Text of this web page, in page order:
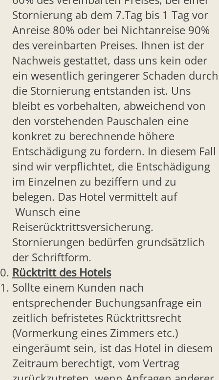
Stornierung ab dem 7.Tag bis 1 Tag vor
Anreise 80% oder bei Nichtanreise 90%
des vereinbarten Preises. Ihnen ist der
Nachweis gestattet, dass uns kein oder
ein wesentlich geringerer Schaden durch
die Stornierung entstanden ist. Uns
bleibt es vorbehalten, abweichend von
den vorstehenden Pauschalen eine
konkret zu berechnende höhere
Entschädigung zu fordern. In diesem Fall
sind wir verpflichtet, die Entschädigung
im Einzelnen zu beziffern und zu
belegen. Das Hotel vermittelt auf
Wunsch eine
Reiserücktrittsversicherung.
Stornierungen bedürfen grundsätzlich
der Schriftform.
Rücktritt des Hotels
Sollte einem Kunden nach
entsprechender Buchungsanfrage ein
zeitlich befristetes Rücktrittsrecht
(Vormerkung eines Zimmers etc.)
eingeräumt sein, ist das Hotel in diesem
Zeitraum berechtigt, vom Vertrag